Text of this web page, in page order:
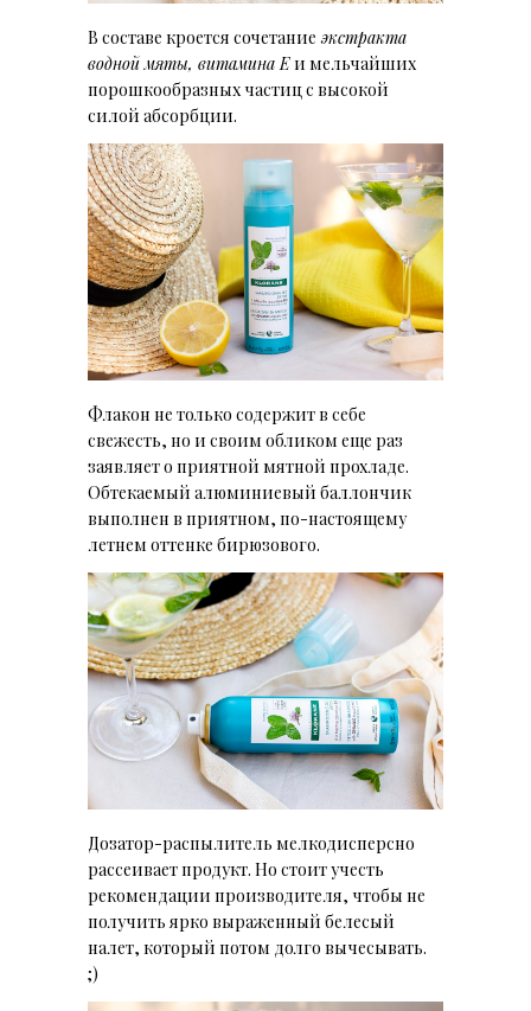
В составе кроется сочетание экстракта
водной мяты, витамина Еи мельчайших
порошкообразных частиц с высокой
силой абсорбции.
Флакон не только содержит в себе
свежесть, но и своим обликом еще раз
заявляет о приятной мятной прохладе.
Обтекаемый алюминиевый баллончик
выполнен в приятном, по-настоящему
летнем оттенке бирюзового.
Дозатор-распылитель мелкодисперсно
рассеивает продукт. Но стоит учесть
рекомендации производителя, чтобы не
получить ярко выраженный белесый
налет, который потом долго вычесывать.
;)